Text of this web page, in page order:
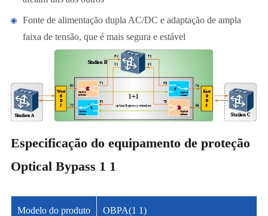
Fonte de alimentação dupla AC/DC e adaptação de ampla
faixa de tensão, que é mais segura e estável
Especificação do equipamento de proteção
Optical Bypass 1 1
Modelo do produto OBPA(1 1)